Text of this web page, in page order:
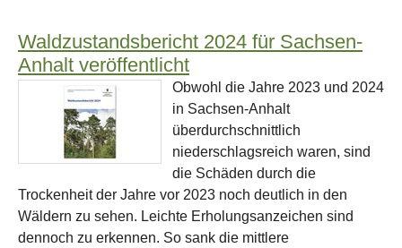
Waldzustandsbericht 2024 für Sachsen-
Anhalt veröffentlicht
Obwohl die Jahre 2023 und 2024
in Sachsen-Anhalt
überdurchschnittlich
niederschlagsreich waren, sind
die Schäden durch die
Trockenheit der Jahre vor 2023 noch deutlich in den
Wäldern zu sehen. Leichte Erholungsanzeichen sind
dennoch zu erkennen. So sank die mittlere